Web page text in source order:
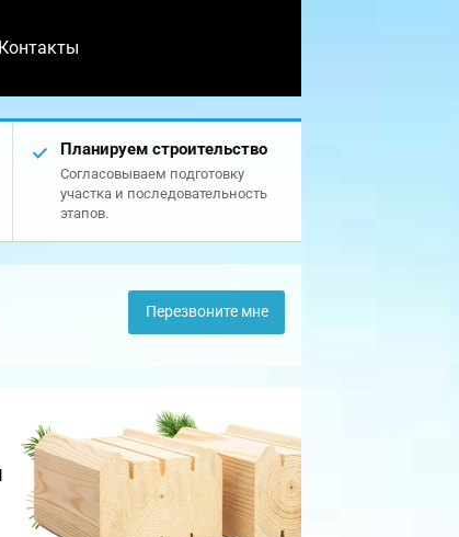
Контакты
Планируем строительство
Согласовываем подготовку
участка и последовательность
этапов.
Перезвоните мне